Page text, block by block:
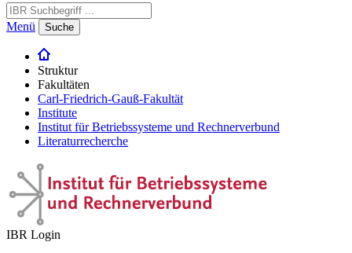
Menü Suche
Struktur
Fakultäten
Carl-Friedrich-Gauß-Fakultät
Institute
Institut für Betriebssysteme und Rechnerverbund
Literaturrecherche
IBR Login